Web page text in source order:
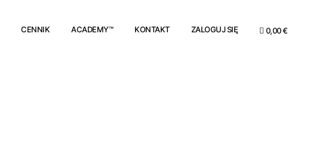
CENNIK ACADEMY™ KONTAKT ZALOGUJ SIĘ 0,00 €